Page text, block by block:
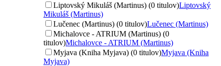
Liptovský Mikuláš (Martinus) (0 titulov)Liptovský
Mikuláš (Martinus)
Lučenec (Martinus) (0 titulov)Lučenec (Martinus)
Michalovce - ATRIUM (Martinus) (0
titulov)Michalovce - ATRIUM (Martinus)
Myjava (Kniha Myjava) (0 titulov)Myjava (Kniha
Myjava)